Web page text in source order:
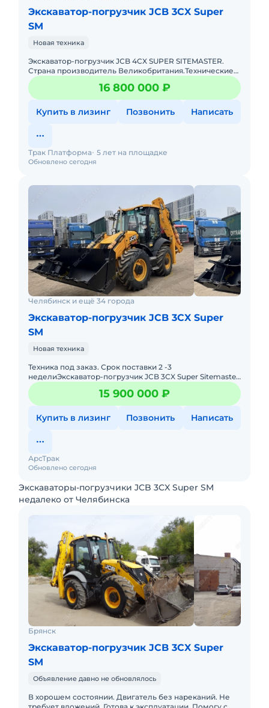
Экскаватор-погрузчик JCB 3CX Super
SM
Новая техника
Экскаватор-погрузчик JCB 4CX SUPER SITEMASTER.
Страна производитель Великобритания.Технические
характеристики: • страна-производитель:
Великобритания•
16 800 000 ₽
Купить в лизинг Позвонить Написать
Обновлено сегодня
Трак Платформа 5 лет на площадке
Челябинск и ещё 34 города
Экскаватор-погрузчик JCB 3CX Super
SM
Новая техника
Техника под заказ. Срок поставки 2 -3
неделиЭкcкавaтор-погрузчик JCB 3CX Super Sitemaster
от компании АрсТрак. Мы более 5ти лет занимаемся
поставкой, продажей с15 900 000 ₽
Купить в лизинг Позвонить Написать
Обновлено сегодня
АрсТрак
Экскаваторы-погрузчики JCB 3CX Super SM
недалеко от Челябинска
Брянск
Экскаватор-погрузчик JCB 3CX Super
SM
Объявление давно не обновлялось
В хорошем состоянии. Двигатель без нареканий. Не